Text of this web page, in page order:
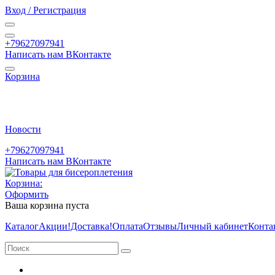
Вход / Регистрация
+79627097941
Написать нам ВКонтакте
Корзина
Новости
+79627097941
Написать нам ВКонтакте
Корзина:
Оформить
Ваша корзина пуста
КаталогАкции!Доставка!ОплатаОтзывыЛичный кабинет